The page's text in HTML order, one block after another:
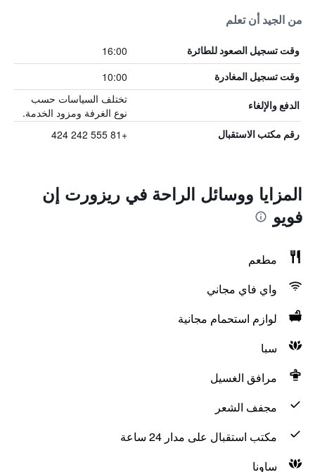
من الجيد أن تعلم
وقت تسجيل الصعود للطائرة 16:00
وقت تسجيل المغادرة 10:00
الدفع والإلغاء
تختلف السياسات حسب
نوع الغرفة ومزود الخدمة.
رقم مكتب الاستقبال +81 555 242 424
المزايا ووسائل الراحة في ريزورت إن
فويو
مطعم
واي فاي مجاني
لوازم استحمام مجانية
سبا
مرافق الغسيل
مجفف الشعر
مكتب استقبال على مدار 24 ساعة
ساونا